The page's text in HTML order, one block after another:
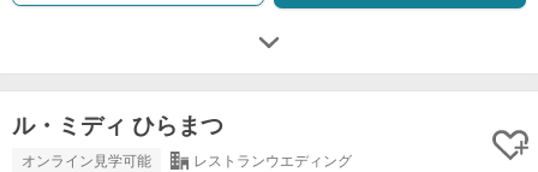
ル・ミディ ひらまつ
オンライン見学可能 レストランウエディング